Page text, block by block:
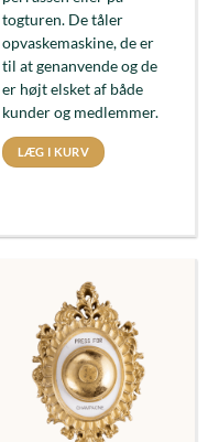
togturen. De tåler
opvaskemaskine, de er
til at genanvende og de
er højt elsket af både
kunder og medlemmer.
LÆG I KURV